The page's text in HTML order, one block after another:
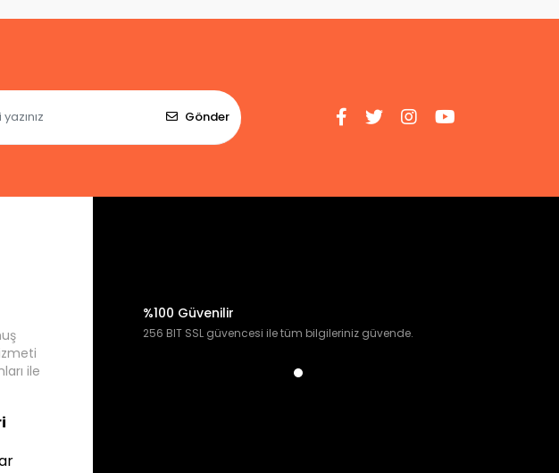
Gönder
ile
%100 Güvenilir
256 BIT SSL güvencesi ile tüm bilgileriniz güvende.